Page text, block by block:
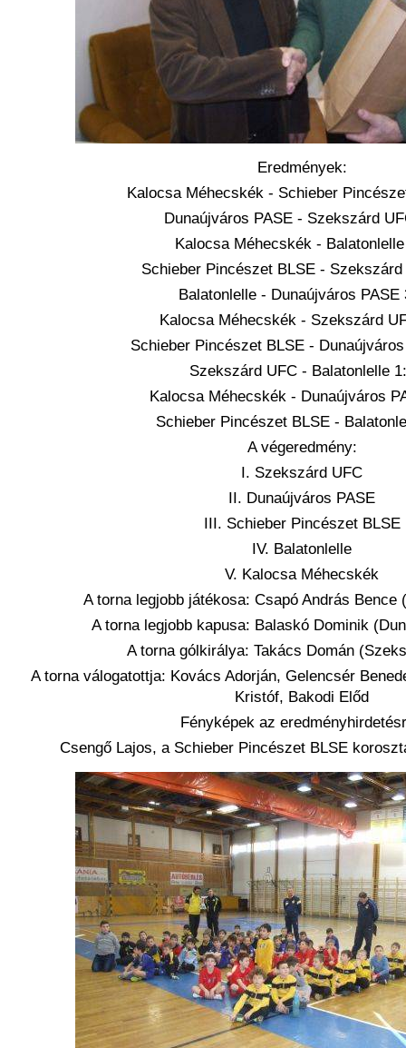
Eredmények:
Kalocsa Méhecskék - Schieber
Dunaújváros PASE - Szekszárd
Kalocsa Méhecskék -
Schieber Pincészet BLSE - Szekszárd
Balatonlelle - Dunaújváros PASE
Kalocsa Méhecskék - Szekszárd
Schieber Pincészet BLSE -
Szekszárd UFC - Balatonlelle
Kalocsa Méhecskék - Dunaújváros
Schieber Pincészet BLSE -
A végeredmény:
I. Szekszárd UFC
II. Dunaújváros PASE
III. Schieber Pincészet BLSE
IV. Balatonlelle
V. Kalocsa Méhecskék
A torna legjobb játékosa: Csapó András Bence
A torna legjobb kapusa: Balaskó Dominik
A torna gólkirálya: Takács Domán
A torna válogatottja: Kovács Adorján, Gelencsér
Kristóf, Bakodi Előd
Fényképek az
Csengő Lajos, a Schieber Pincészet BLSE